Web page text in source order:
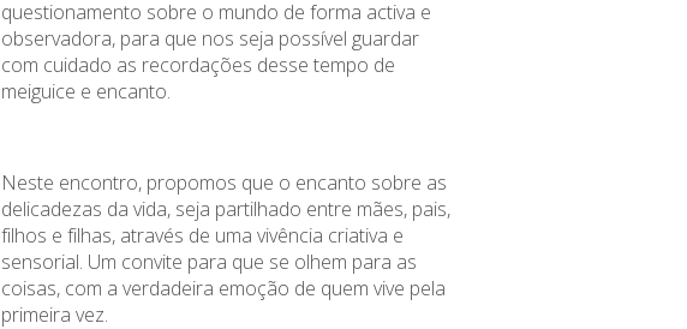
questionamento sobre o mundo de forma activa e
observadora, para que nos seja possível guardar
com cuidado as recordações desse tempo de
meiguice e encanto.
Neste encontro, propomos que o encanto sobre as
delicadezas da vida, seja partilhado entre mães, pais,
filhos e filhas, através de uma vivência criativa e
sensorial. Um convite para que se olhem para as
coisas, com a verdadeira emoção de quem vive pela
primeira vez.